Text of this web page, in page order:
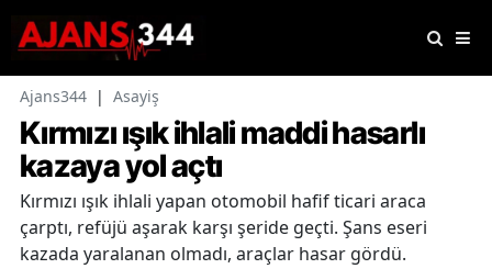
Ajans344 | Asayiş
Kırmızı ışık ihlali maddi hasarlı
kazaya yol açtı
Kırmızı ışık ihlali yapan otomobil hafif ticari araca
çarptı, refüjü aşarak karşı şeride geçti. Şans eseri
kazada yaralanan olmadı, araçlar hasar gördü.